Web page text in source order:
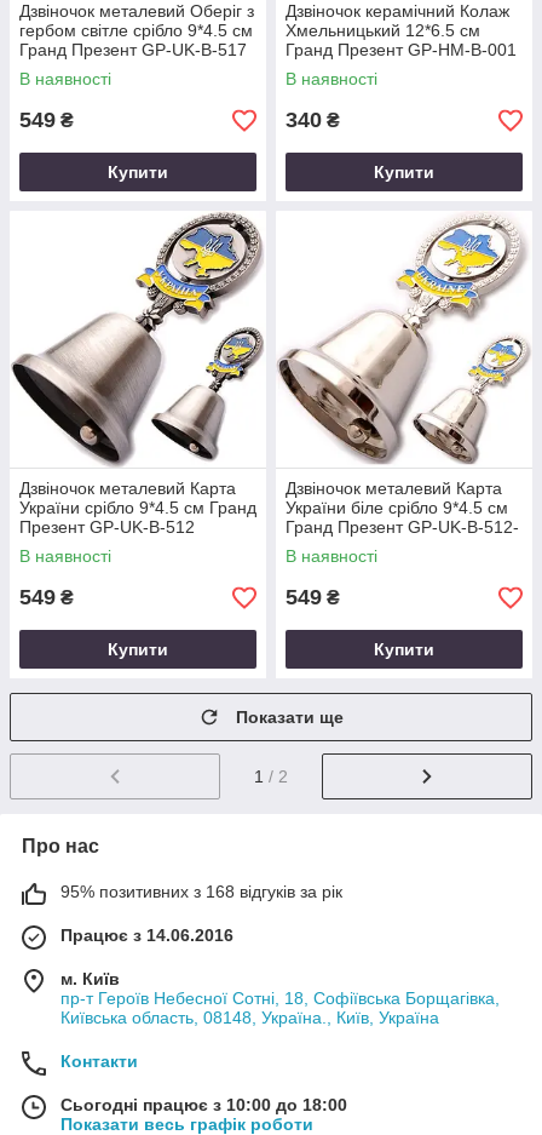
Дзвіночок металевий Оберіг з
гербом світле срібло 9*4.5 см
Гранд Презент GP-UK-B-517
В наявності
549 ₴
Купити
Дзвіночок керамічний Колаж
Хмельницький 12*6.5 см
Гранд Презент GP-HM-B-001
В наявності
340 ₴
Купити
Дзвіночок металевий Карта
України срібло 9*4.5 см Гранд
Презент GP-UK-B-512
В наявності
549 ₴
Купити
Дзвіночок металевий Карта
України біле срібло 9*4.5 см
Гранд Презент GP-UK-B-512-
1
В наявності
549 ₴
Купити
Показати ще
1 / 2
Про нас
95% позитивних з 168 відгуків за рік
Працює з 14.06.2016
м. Київ
пр-т Героїв Небесної Сотні, 18, Софіївська Борщагівка,
Київська область, 08148, Україна., Київ, Україна
Контакти
Сьогодні працює з 10:00 до 18:00
Показати весь графік роботи